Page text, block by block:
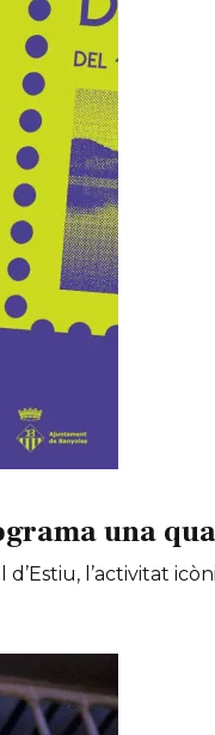
una
d’Estiu, l’activitat